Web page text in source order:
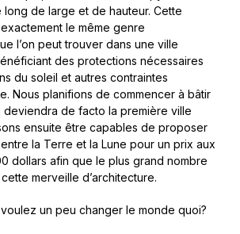
long de large et de hauteur. Cette
le même genre
l’on peut trouver dans une ville
des protections nécessaires
du soleil et autres contraintes
Nous planifions de commencer à bâtir
deviendra de facto la première ville
ensuite être capables de proposer
la Terre et la Lune pour un prix aux
dollars afin que le plus grand nombre
merveille d’architecture.
un peu changer le monde quoi?